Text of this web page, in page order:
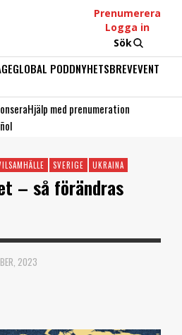
Prenumerera
Logga in
Sök
GLOBAL PODDNYHETSBREVEVENT
Hjälp med prenumeration
SVERIGE UKRAINA
– så förändras
2023